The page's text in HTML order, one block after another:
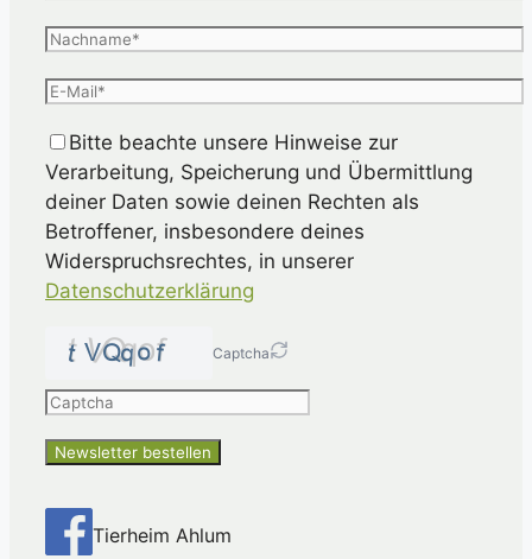
Bitte beachte unsere Hinweise zur
Verarbeitung, Speicherung und Übermittlung
deiner Daten sowie deinen Rechten als
Betroffener, insbesondere deines
Widerspruchsrechtes, in unserer
Datenschutzerklärung
Captcha
Please
enter
characters
in
the
Tierheim Ahlum